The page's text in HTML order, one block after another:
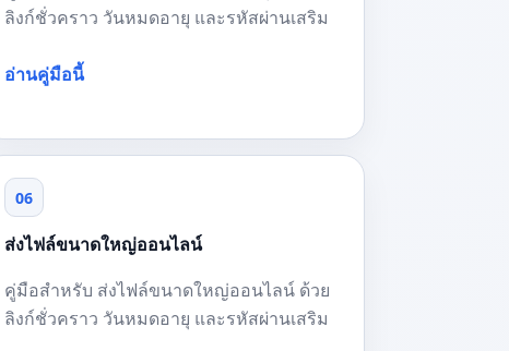
ลิงก์ชั่วคราว วันหมดอายุ และรหัสผ่านเสริม
อ่านคู่มือนี้
06
ส่งไฟล์ขนาดใหญ่ออนไลน์
คู่มือสำหรับ ส่งไฟล์ขนาดใหญ่ออนไลน์ ด้วย
ลิงก์ชั่วคราว วันหมดอายุ และรหัสผ่านเสริม